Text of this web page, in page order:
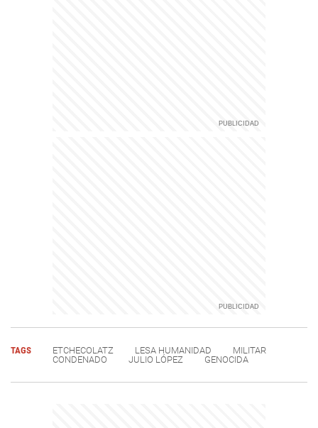
TAGS ETCHECOLATZ LESA HUMANIDAD
MILITAR
CONDENADO
JULIO LÓPEZ GENOCIDA